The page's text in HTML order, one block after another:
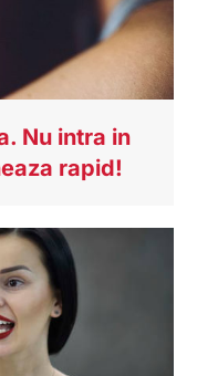
Nu intra in
rapid!